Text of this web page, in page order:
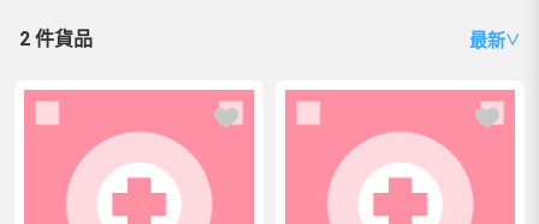
2 件貨品 最新∨